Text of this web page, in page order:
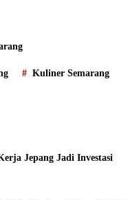
Kuliner Semarang
Jepang Jadi Investasi